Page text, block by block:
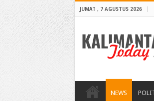
JUMAT , 7 AGUSTUS 2026
NEWS